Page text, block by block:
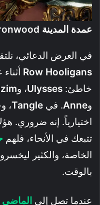
عمدة المدينة Lady Ironwood
في العرض الدعائي،
Row Hooligans
خاطئ: Ulysses، و
وAnne. في Tangle،
اختيارياً. إنه ضروري.
تتبعك في الأنحاء، فلهم
الخاصة، والكثير
بالوقت.
عندما تصل إلى الماضي